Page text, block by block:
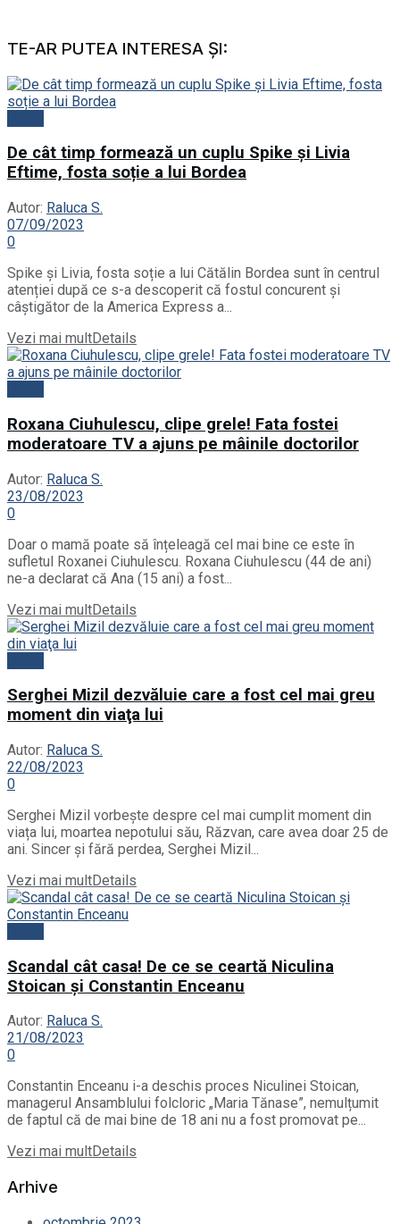
TE-AR PUTEA INTERESA ȘI:
De cât timp formează un cuplu Spike și Livia
Eftime, fosta soție a lui Bordea
Autor: Raluca S.
07/09/2023
0
Spike și Livia, fosta soție a lui Cătălin Bordea sunt în centrul
atenției după ce s-a descoperit că fostul concurent și
câștigător de la America Express a...
Vezi mai multDetails
Roxana Ciuhulescu, clipe grele! Fata fostei
moderatoare TV a ajuns pe mâinile doctorilor
Autor: Raluca S.
23/08/2023
0
Doar o mamă poate să înțeleagă cel mai bine ce este în
sufletul Roxanei Ciuhulescu. Roxana Ciuhulescu (44 de ani)
ne-a declarat că Ana (15 ani) a fost...
Vezi mai multDetails
Serghei Mizil dezvăluie care a fost cel mai greu
moment din viaţa lui
Autor: Raluca S.
22/08/2023
0
Serghei Mizil vorbește despre cel mai cumplit moment din
viața lui, moartea nepotului său, Răzvan, care avea doar 25 de
ani. Sincer și fără perdea, Serghei Mizil...
Vezi mai multDetails
Scandal cât casa! De ce se ceartă Niculina
Stoican și Constantin Enceanu
Autor: Raluca S.
21/08/2023
0
Constantin Enceanu i-a deschis proces Niculinei Stoican,
managerul Ansamblului folcloric „Maria Tănase”, nemulțumit
de faptul că de mai bine de 18 ani nu a fost promovat pe...
Vezi mai multDetails
Arhive